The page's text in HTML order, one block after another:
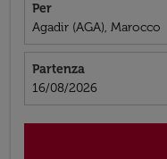
Per
Agadir (AGA), Marocco
Partenza
fc-booking-departure-
16/08/2026